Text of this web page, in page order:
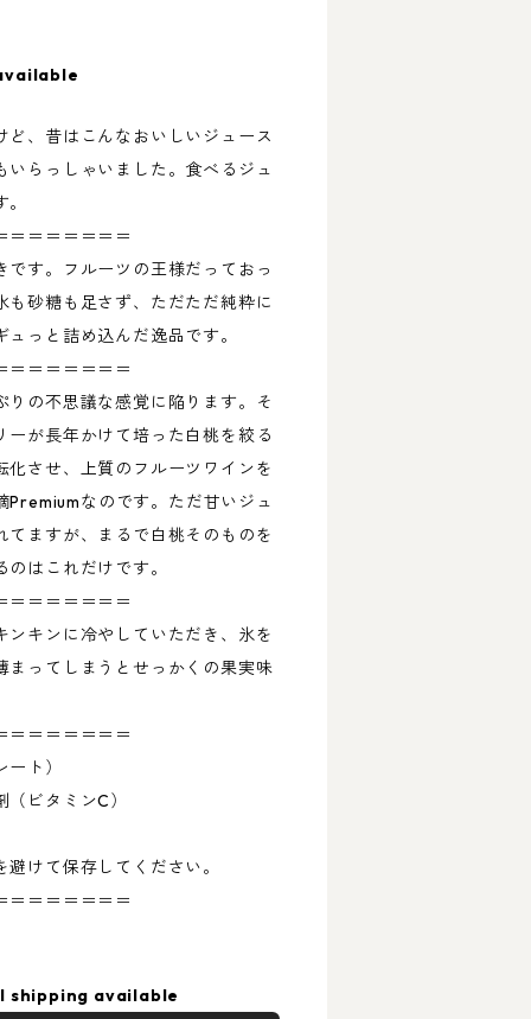
、昔はこんなおいしいジュース
らっしゃいました。食べるジュ
＝＝＝＝＝＝＝
す。フルーツの王様だっておっ
砂糖も足さず、ただただ純粋に
っと詰め込んだ逸品です。
＝＝＝＝＝＝＝
の不思議な感覚に陥ります。そ
が長年かけて培った白桃を絞る
させ、上質のフルーツワインを
なのです。ただ甘いジュ
ますが、まるで白桃そのものを
はこれだけです。
＝＝＝＝＝＝＝
キンに冷やしていただき、氷を
まってしまうとせっかくの果実味
＝＝＝＝＝＝＝
ト）
ビタミンC）
けて保存してください。
＝＝＝＝＝＝＝
shipping available